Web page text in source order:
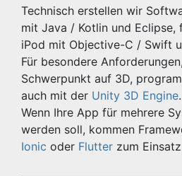
Technisch erstellen wir
mit Java / Kotlin und Eclipse,
iPod mit Objective-C / Swift
Für besondere
Schwerpunkt auf 3D,
auch mit der Unity 3D Engine.
Wenn Ihre App für mehrere
werden soll, kommen
Ionic oder Flutter zum